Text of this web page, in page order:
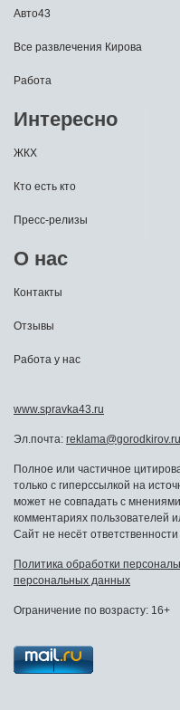
Авто43
Все развлечения Кирова
Работа
Интересно
ЖКХ
Кто есть кто
Пресс-релизы
О нас
Контакты
Отзывы
Работа у нас
www.spravka43.ru
Эл.почта: reklama@gorodkirov.ru
Полное или частичное
только с гиперссылкой на
может не совпадать с
комментариях пользователей
Сайт не несёт
Политика обработки
персональных данных
Ограничение по возрасту: 16+